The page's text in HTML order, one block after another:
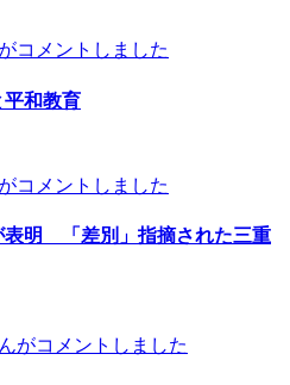
コメントしました
平和教育
コメントしました
表明 「差別」指摘された三重
がコメントしました